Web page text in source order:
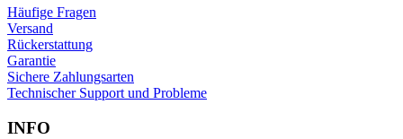
Häufige Fragen
Versand
Rückerstattung
Garantie
Sichere Zahlungsarten
Technischer Support und Probleme
INFO